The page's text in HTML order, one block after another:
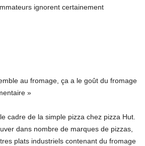
ignorent certainement
au fromage, ça a le goût du fromage
»
cadre de la simple pizza chez pizza Hut.
dans nombre de marques de pizzas,
plats industriels contenant du fromage